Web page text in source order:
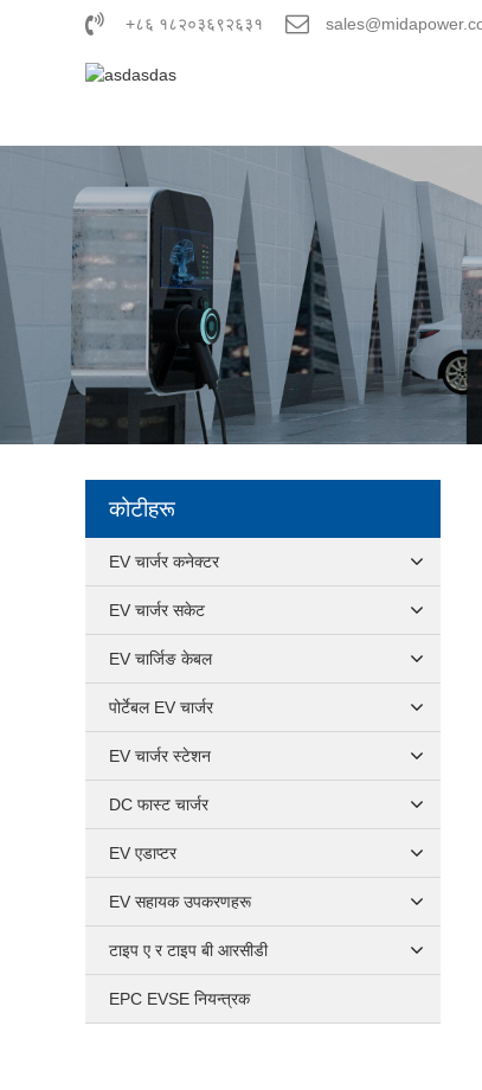
+८६ १८२०३६९२६३१
कोटीहरू
EV चार्जर कनेक्टर
EV चार्जर सकेट
EV चार्जिङ केबल
पोर्टेबल EV चार्जर
EV चार्जर स्टेशन
DC फास्ट चार्जर
EV एडाप्टर
EV सहायक उपकरणहरू
टाइप ए र टाइप बी आरसीडी
EPC EVSE नियन्त्रक